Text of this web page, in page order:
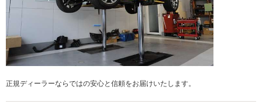
正規ディーラーならではの安心と信頼をお届けいたします。